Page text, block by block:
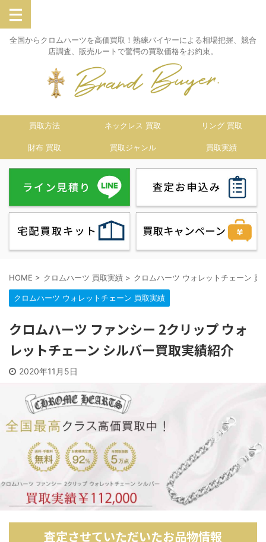
全国からクロムハーツを高価買取！熟練バイヤーによる相場把握、競合
店調査、販売ルートで驚愕の買取価格をお約束。
買取方法 ネックレス 買取 リング 買取
財布 買取 買取ジャンル 買取実績
HOME > クロムハーツ 買取実績 > クロムハーツ ウォレットチェーン 買
クロムハーツ ウォレットチェーン 買取実績
クロムハーツ ファンシー 2クリップ ウォ
レットチェーン シルバー買取実績紹介
2020年11月5日
査定させていただいたお品物情報